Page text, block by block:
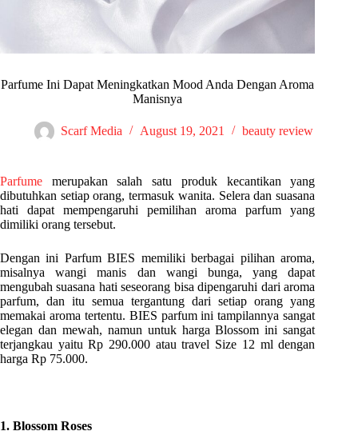
Parfume Ini Dapat Meningkatkan Mood Anda Dengan Aroma
Manisnya
Scarf Media August 19, 2021 beauty review
Parfume merupakan salah satu produk kecantikan yang
dibutuhkan setiap orang, termasuk wanita. Selera dan suasana
hati dapat mempengaruhi pemilihan aroma parfum yang
dimiliki orang tersebut.
Dengan ini Parfum BIES memiliki berbagai pilihan aroma,
misalnya wangi manis dan wangi bunga, yang dapat
mengubah suasana hati seseorang bisa dipengaruhi dari aroma
parfum, dan itu semua tergantung dari setiap orang yang
memakai aroma tertentu. BIES parfum ini tampilannya sangat
elegan dan mewah, namun untuk harga Blossom ini sangat
terjangkau yaitu Rp 290.000 atau travel Size 12 ml dengan
harga Rp 75.000.
1. Blossom Roses